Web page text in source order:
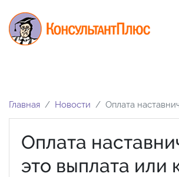
Главная Новости Оплата
Оплата
это выплата или